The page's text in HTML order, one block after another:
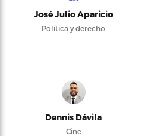
José Julio Aparicio
Política y derecho
Dennis Dávila
Cine